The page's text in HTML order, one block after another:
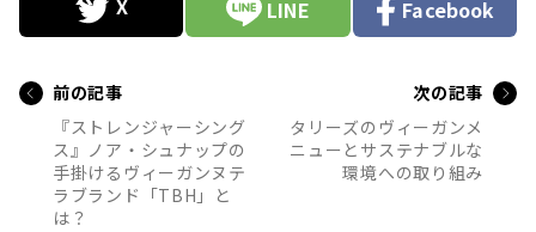
LINE Facebook
前の記事
『ストレンジャーシング
ス』ノア・シュナップの
手掛けるヴィーガンヌテ
ラブランド「TBH」と
は？
次の記事
タリーズのヴィーガンメ
ニューとサステナブルな
環境への取り組み